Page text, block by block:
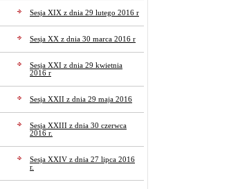
Sesja XIX z dnia 29 lutego 2016 r
Sesja XX z dnia 30 marca 2016 r
Sesja XXI z dnia 29 kwietnia
2016 r
Sesja XXII z dnia 29 maja 2016
Sesja XXIII z dnia 30 czerwca
2016 r.
Sesja XXIV z dnia 27 lipca 2016
r.